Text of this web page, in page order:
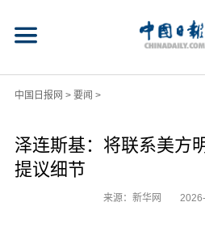
中国日报网 > 要闻 >
泽连斯基：将联系美方
提议细节
来源：新华网